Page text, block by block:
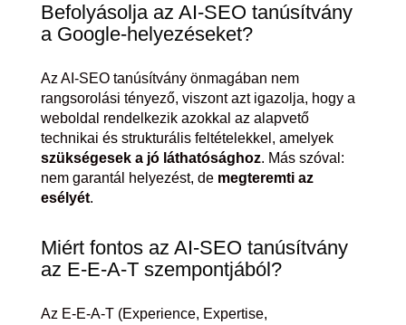
Befolyásolja az AI-SEO tanúsítvány
a Google-helyezéseket?
Az AI-SEO tanúsítvány önmagában nem
rangsorolási tényező, viszont azt igazolja, hogy a
weboldal rendelkezik azokkal az alapvető
technikai és strukturális feltételekkel, amelyek
szükségesek a jó láthatósághoz. Más szóval:
nem garantál helyezést, de megteremti az
esélyét.
Miért fontos az AI-SEO tanúsítvány
az E-E-A-T szempontjából?
Az E-E-A-T (Experience, Expertise,